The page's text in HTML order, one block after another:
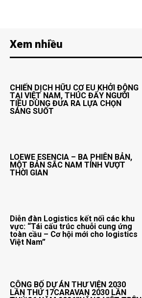
Xem nhiều
CHIẾN DỊCH HỮU CƠ EU KHỞI ĐỘNG
TẠI VIỆT NAM, THÚC ĐẨY NGƯỜI
TIÊU DÙNG ĐƯA RA LỰA CHỌN
SÁNG SUỐT
LOEWE ESENCIA – BA PHIÊN BẢN,
MỘT BẢN SẮC NAM TÍNH VƯỢT
THỜI GIAN
Diễn đàn Logistics kết nối các khu
vực: “Tái cấu trúc chuỗi cung ứng
toàn cầu – Cơ hội mới cho logistics
Việt Nam”
CÔNG BỐ DỰ ÁN THƯ VIỆN 2030
LẦN THỨ 17CARAVAN 2030 LẦN